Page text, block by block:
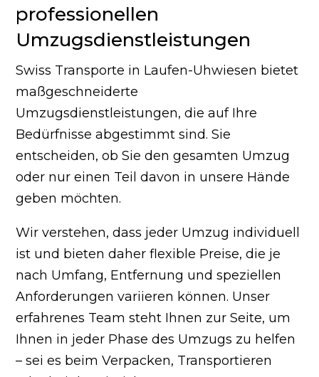
professionellen
Umzugsdienstleistungen
Swiss Transporte in Laufen-Uhwiesen bietet
maßgeschneiderte
Umzugsdienstleistungen, die auf Ihre
Bedürfnisse abgestimmt sind. Sie
entscheiden, ob Sie den gesamten Umzug
oder nur einen Teil davon in unsere Hände
geben möchten.
Wir verstehen, dass jeder Umzug individuell
ist und bieten daher flexible Preise, die je
nach Umfang, Entfernung und speziellen
Anforderungen variieren können. Unser
erfahrenes Team steht Ihnen zur Seite, um
Ihnen in jeder Phase des Umzugs zu helfen
– sei es beim Verpacken, Transportieren